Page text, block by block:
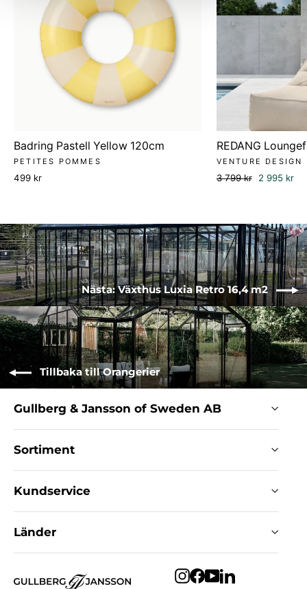
Badring Pastell Yellow 120cm
PETITES POMMES
499 kr
REDANG
VENTURE DESIGN
Ordinarie
3 799 kr 2 995 kr
Nästa: Växthus Luxia Retro 16,4 m2
Tillbaka till Orangerier
Gullberg & Jansson of Sweden AB
Sortiment
Kundservice
Länder
Instagram
Facebook
YouTube
LinkedIn